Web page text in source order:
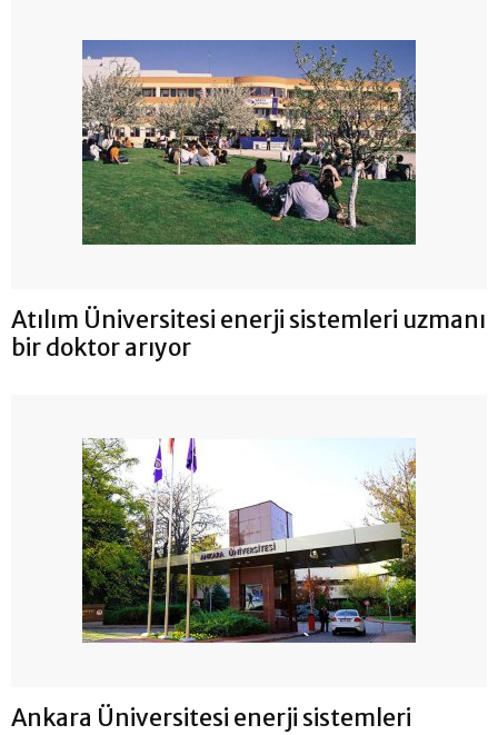
Atılım Üniversitesi enerji sistemleri uzmanı
bir doktor arıyor
Ankara Üniversitesi enerji sistemleri